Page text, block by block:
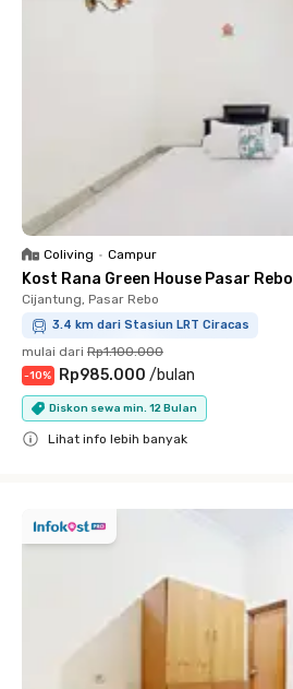
Coliving • Campur
Kost Rana Green House Pasar Rebo
Cijantung, Pasar Rebo
3.4 km dari Stasiun LRT Ciracas
mulai dari Rp1.100.000
-10% Rp985.000 /bulan
Diskon sewa min. 12 Bulan
Lihat info lebih banyak